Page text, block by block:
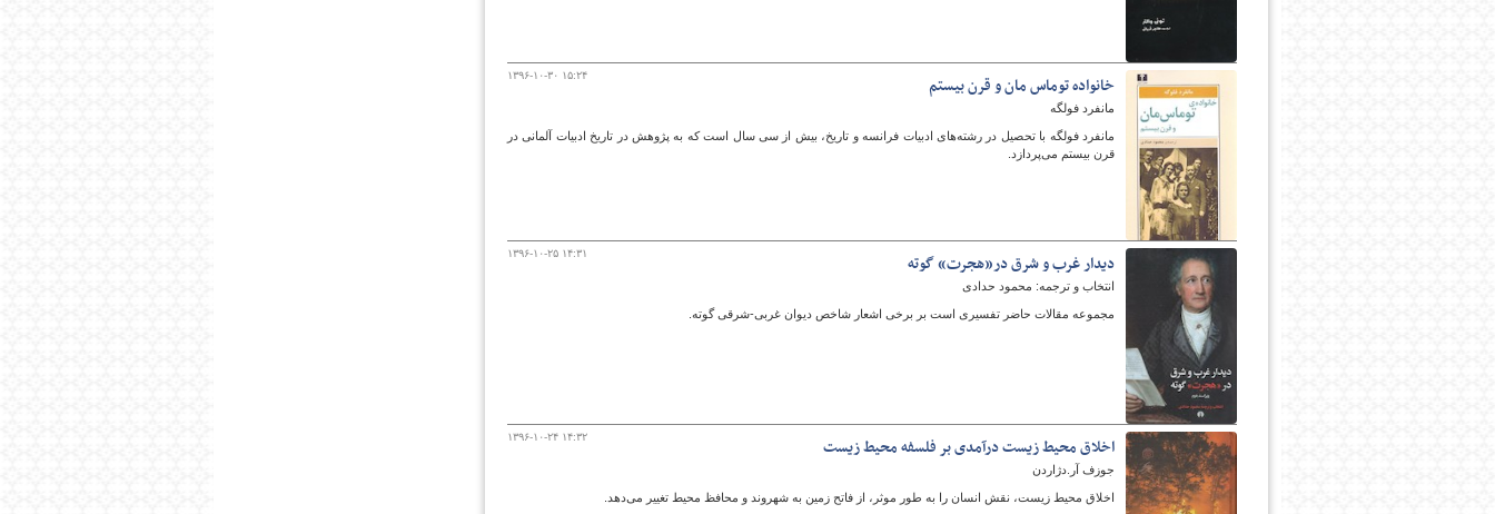
۱۳۹۶-۱۰-۳۰ ۱۵:۲۴ خانواده توماس مان و قرن بیستم
مانفرد فولگه
مانفرد فولگه با تحصیل در رشته‌های ادبیات فرانسه و تاریخ، بیش از سی سال است که به پژوهش در تاریخ ادبیات آلمانی در
قرن بیستم می‌پردازد.
۱۳۹۶-۱۰-۲۵ ۱۴:۳۱ دیدار غرب و شرق در«هجرت» گوته
انتخاب و ترجمه: محمود حدادی
مجموعه مقالات حاضر تفسیری است بر برخی اشعار شاخص دیوان غربی-شرقی گوته.
۱۳۹۶-۱۰-۲۴ ۱۴:۳۲ اخلاق محیط زیست درآمدی بر فلسفه محیط زیست
جوزف آر.دژاردن
اخلاق محیط زیست، نقش انسان را به طور موثر، از فاتح زمین به شهروند و محافظ محیط تغییر می‌دهد.